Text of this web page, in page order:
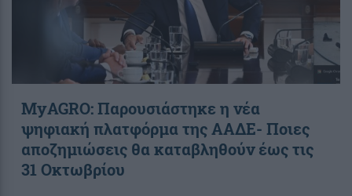
ΜyAGRO: Παρουσιάστηκε η νέα
ψηφιακή πλατφόρμα της ΑΑΔΕ- Ποιες
αποζημιώσεις θα καταβληθούν έως τις
31 Οκτωβρίου